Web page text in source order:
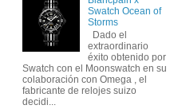
Swatch Ocean of
Storms
Dado el
extraordinario
éxito obtenido por
Swatch con el Moonswatch en su
colaboración con Omega , el
fabricante de relojes suizo
decidi...